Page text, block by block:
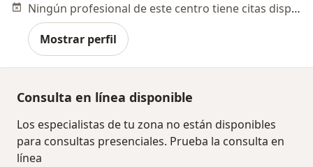
Ningún profesional de este centro tiene citas disponibles
Mostrar perfil
Consulta en línea disponible
Los especialistas de tu zona no están disponibles
para consultas presenciales. Prueba la consulta en
línea